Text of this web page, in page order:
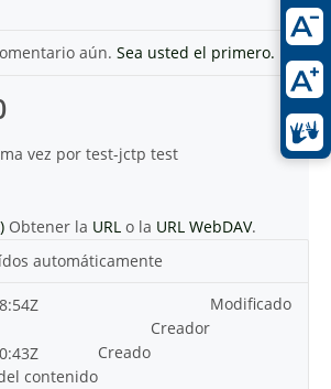
aún. Sea usted el primero.
vez por test-jctp test
Obtener la URL o la URL WebDAV.
automáticamente
Modificado
Creador
Creado
contenido